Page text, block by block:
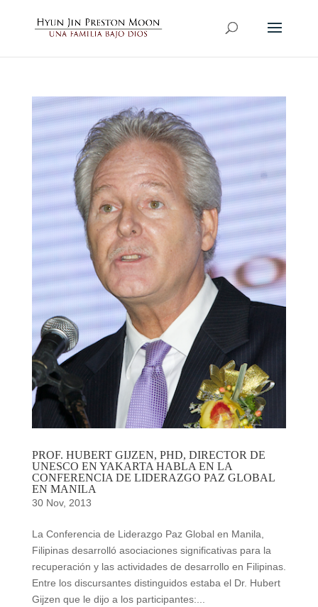
PROF. HUBERT GIJZEN, PHD, DIRECTOR DE
UNESCO EN YAKARTA HABLA EN LA
CONFERENCIA DE LIDERAZGO PAZ GLOBAL
EN MANILA
30 Nov, 2013
La Conferencia de Liderazgo Paz Global en Manila,
Filipinas desarrolló asociaciones significativas para la
recuperación y las actividades de desarrollo en Filipinas.
Entre los discursantes distinguidos estaba el Dr. Hubert
Gijzen que le dijo a los participantes:...